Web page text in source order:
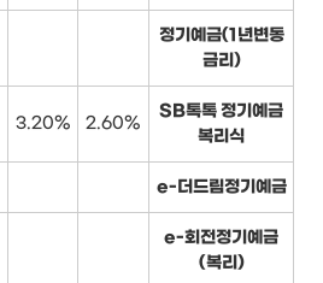
정기예금(1년변동
금리)
3.20% 2.60%
SB톡톡 정기예금
복리식
e-더드림정기예금
e-회전정기예금
(복리)